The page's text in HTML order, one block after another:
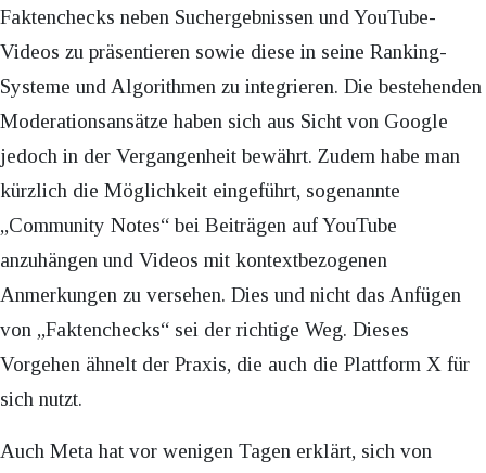
Faktenchecks neben Suchergebnissen und YouTube-
Videos zu präsentieren sowie diese in seine Ranking-
Systeme und Algorithmen zu integrieren. Die bestehenden
Moderationsansätze haben sich aus Sicht von Google
jedoch in der Vergangenheit bewährt. Zudem habe man
kürzlich die Möglichkeit eingeführt, sogenannte
„Community Notes“ bei Beiträgen auf YouTube
anzuhängen und Videos mit kontextbezogenen
Anmerkungen zu versehen. Dies und nicht das Anfügen
von „Faktenchecks“ sei der richtige Weg. Dieses
Vorgehen ähnelt der Praxis, die auch die Plattform X für
sich nutzt.
Auch Meta hat vor wenigen Tagen erklärt, sich von